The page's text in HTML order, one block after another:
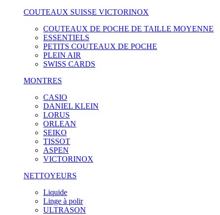
COUTEAUX SUISSE VICTORINOX
COUTEAUX DE POCHE DE TAILLE MOYENNE
ESSENTIELS
PETITS COUTEAUX DE POCHE
PLEIN AIR
SWISS CARDS
MONTRES
CASIO
DANIEL KLEIN
LORUS
ORLEAN
SEIKO
TISSOT
ASPEN
VICTORINOX
NETTOYEURS
Liquide
Linge à polir
ULTRASON